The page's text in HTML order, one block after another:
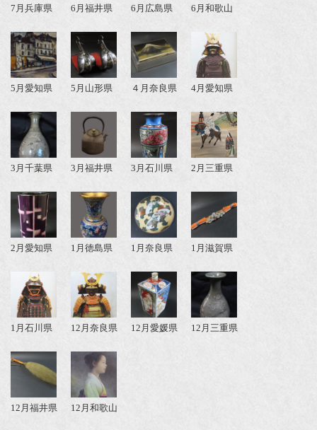
7月兵庫県 6月福井県 6月広島県 6月和歌山
5月愛知県 5月山形県 ４月奈良県 4月愛知県
3月千葉県 3月福井県 3月石川県 2月三重県
2月愛知県 1月徳島県 1月奈良県 1月滋賀県
1月石川県 12月奈良県 12月愛媛県 12月三重県
12月福井県 12月和歌山